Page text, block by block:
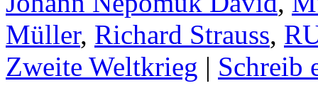
Müller, Richard Strauss,
Zweite Weltkrieg | Schreib